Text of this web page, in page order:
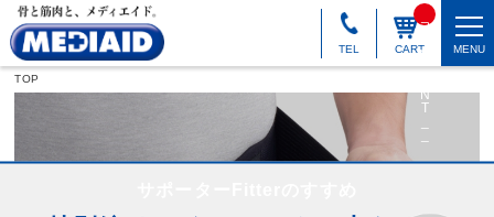
TEL CART
_I
M
_
N
T
_
MENU
TOP